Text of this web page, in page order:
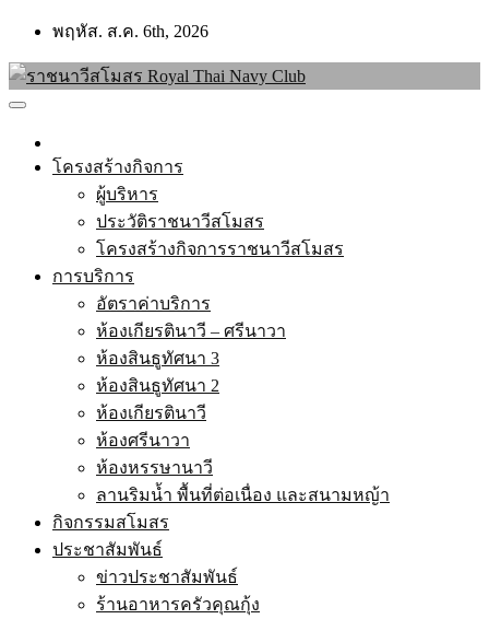
Skip
content
พฤหัส. ส.ค. 6th, 2026
โครงสร้างกิจการ
ผู้บริหาร
ประวัติราชนาวีสโมสร
โครงสร้างกิจการราชนาวีสโมสร
การบริการ
อัตราค่าบริการ
ห้องเกียรตินาวี – ศรีนาวา
ห้องสินธูทัศนา 3
ห้องสินธูทัศนา 2
ห้องเกียรตินาวี
ห้องศรีนาวา
ห้องหรรษานาวี
ลานริมน้ำ พื้นที่ต่อเนื่อง และสนามหญ้า
กิจกรรมสโมสร
ประชาสัมพันธ์
ข่าวประชาสัมพันธ์
ร้านอาหารครัวคุณกุ้ง